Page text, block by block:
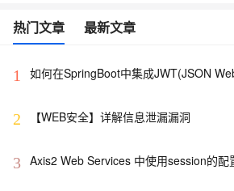
热门文章 最新文章
1
如何在SpringBoot中集成JWT(JSON
2 【WEB安全】详解信息泄漏漏洞
3 Axis2 Web Services 中使用session的配